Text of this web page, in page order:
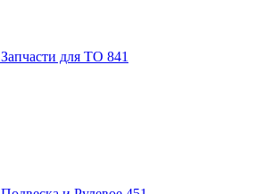
Запчасти для ТО 841